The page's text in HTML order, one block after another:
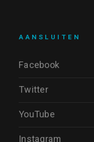
AANSLUITEN
Facebook
Twitter
YouTube
Instagram